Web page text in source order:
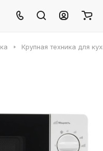
Крупная техника для